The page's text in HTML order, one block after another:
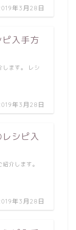
年3月28日
入手方
年3月28日
します。 レシ
シピ入
年3月28日
介します。